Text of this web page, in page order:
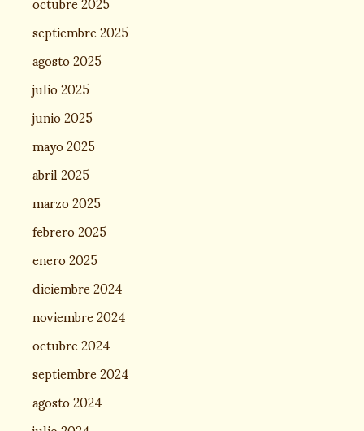
septiembre 2025
agosto 2025
julio 2025
junio 2025
mayo 2025
abril 2025
marzo 2025
febrero 2025
enero 2025
diciembre 2024
noviembre 2024
octubre 2024
septiembre 2024
agosto 2024